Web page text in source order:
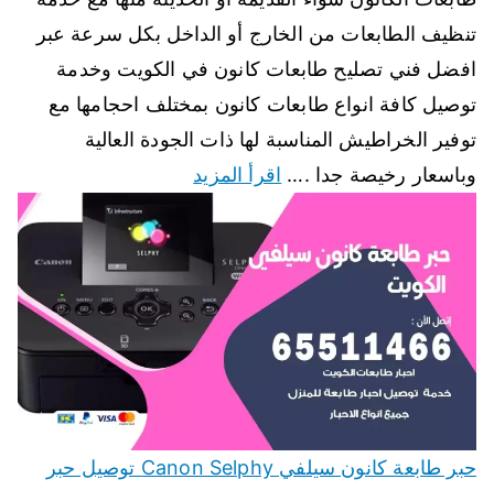
تنظيف الطابعات من الخارج أو الداخل بكل سرعة عبر
افضل فني تصليح طابعات كانون في الكويت وخدمة
توصيل كافة انواع طابعات كانون بمختلف احجامها مع
توفير الخراطيش المناسبة لها ذات الجودة العالية
وباسعار رخيصة جدا .… اقرأ المزيد
حبر طابعة كانون سيلفي Canon Selphy توصيل حبر